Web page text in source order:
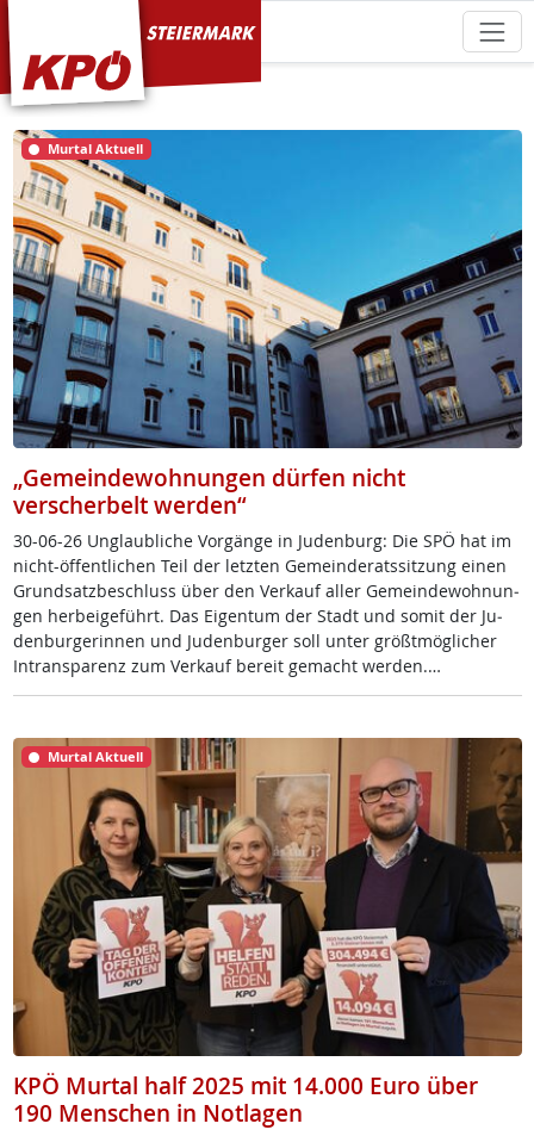
KPÖ Steiermark
Murtal Aktuell
„Gemeindewohnungen dürfen nicht
verscherbelt werden“
30-06-26 Un­glaub­li­che Vor­gän­ge in Ju­den­burg: Die SPÖ hat im
nicht-öf­f­ent­li­chen Teil der letz­ten Ge­mein­de­rats­sit­zung ei­nen
Grund­satz­be­schluss über den Ver­kauf al­ler Ge­mein­de­woh­nun­
gen her­bei­ge­führt. Das Ei­gen­tum der Stadt und so­mit der Ju­
den­bur­ge­rin­nen und Ju­den­bur­ger soll un­ter größt­mög­li­cher
In­tran­s­pa­renz zum Ver­kauf be­reit ge­macht wer­den.…
Murtal Aktuell
KPÖ Murtal half 2025 mit 14.000 Euro über
190 Menschen in Notlagen